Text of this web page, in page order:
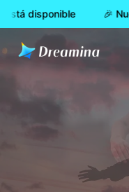
disponible 🎉
Inicio